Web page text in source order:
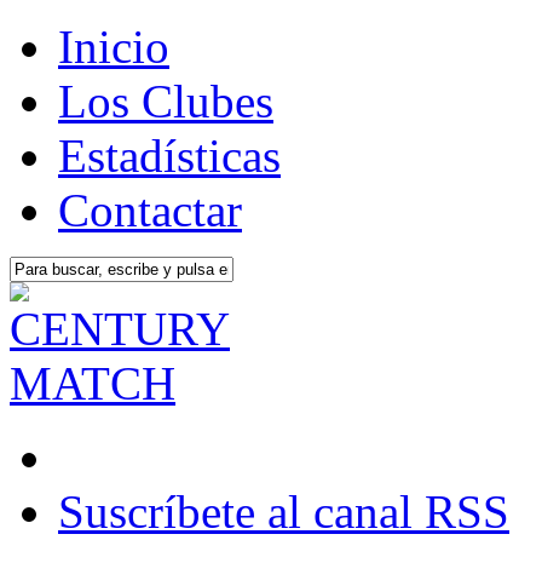
Inicio
Los Clubes
Estadísticas
Contactar
Suscríbete al canal RSS